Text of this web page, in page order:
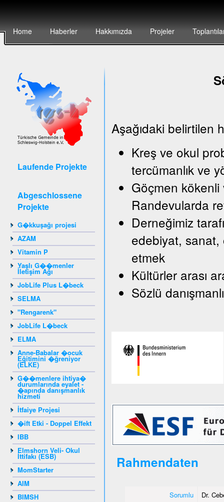
Home Haberler Hakkımızda Projeler
Laufende Projekte
Abgeschlossene
Projekte
G�kkuşağı projesi
AZAM
Vitamin P
Yaşlı G��menler
İletişim Ağı
JobLife Plus L�beck
SELMA
"Rengarenk"
JobLife L�beck
ELMA
Anne-Babalar �ocuk
Eğitimini �ğreniyor
(ELKE)
G��menlere ihtiya�
durumlarında eyalet -
�apında danışmanlık
hizmeti
İtfaiye Projesi
�ift Etki - Doppel Effekt
IBB
Elmshorn Veli- Okul
İttifakı (ESB)
MomStarter
AIM
BIMSH
Aşağıdaki belirtilen
Kreş ve okul
tercümanlık ve
Göçmen
Randevularda
Derneğimiz
edebiyat, sanat,
etmek
Kültürler arası
Sözlü
Rahmendaten
Sorumlu
Dr.